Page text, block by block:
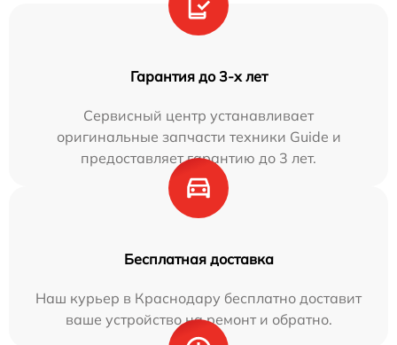
Гарантия до 3-х лет
Сервисный центр устанавливает
оригинальные запчасти техники Guide и
предоставляет гарантию до 3 лет.
Бесплатная доставка
Наш курьер в Краснодару бесплатно доставит
ваше устройство на ремонт и обратно.